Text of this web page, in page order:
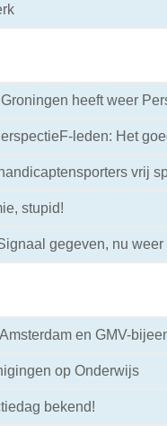
heeft weer
leden: Het
vrij
stupid!
gegeven, nu weer
en GMV-
op Onderwijs
bekend!